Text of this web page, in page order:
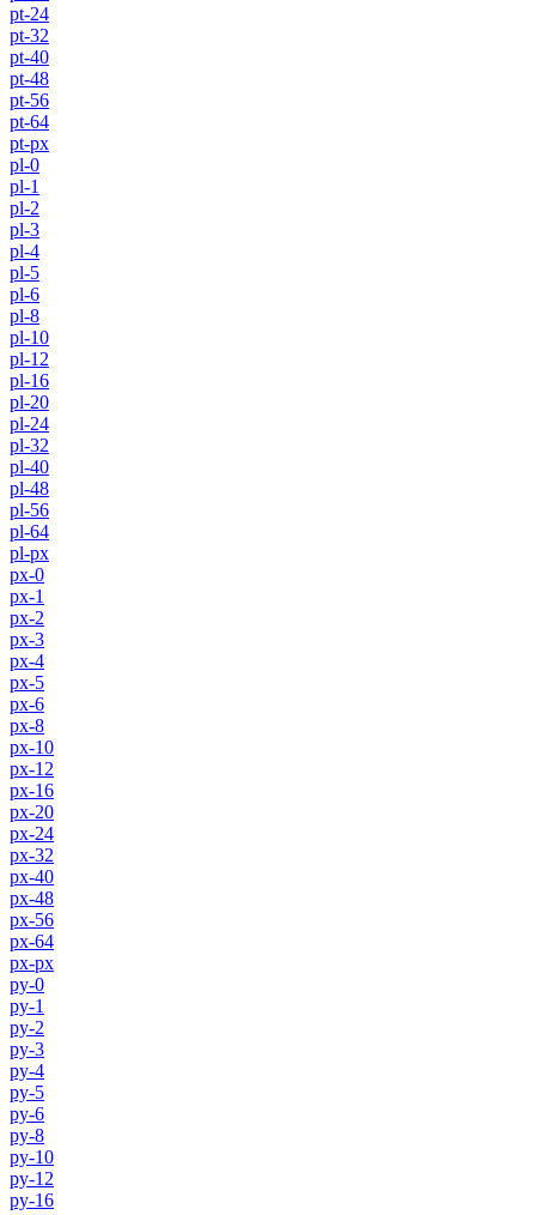
pt-24
pt-32
pt-40
pt-48
pt-56
pt-64
pt-px
pl-0
pl-1
pl-2
pl-3
pl-4
pl-5
pl-6
pl-8
pl-10
pl-12
pl-16
pl-20
pl-24
pl-32
pl-40
pl-48
pl-56
pl-64
pl-px
px-0
px-1
px-2
px-3
px-4
px-5
px-6
px-8
px-10
px-12
px-16
px-20
px-24
px-32
px-40
px-48
px-56
px-64
px-px
py-0
py-1
py-2
py-3
py-4
py-5
py-6
py-8
py-10
py-12
py-16